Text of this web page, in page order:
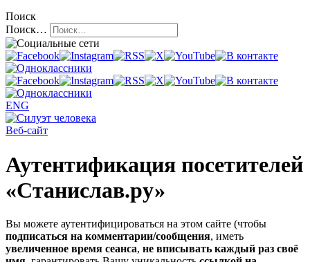
Поиск
Поиск…
ENG
Веб-сайт
Аутентификация посетителей
«Станислав.ру»
Вы можете аутентифицироваться на этом сайте (чтобы
подписаться на комментарии/сообщения, иметь
увеличенное время сеанса, не вписывать каждый раз своё